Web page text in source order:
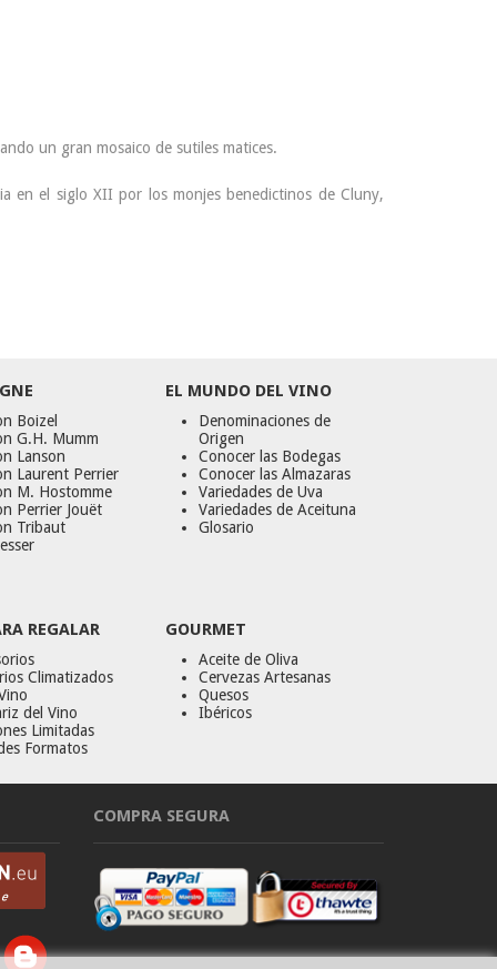
un gran mosaico de sutiles matices.
en el siglo XII por los monjes benedictinos de Cluny,
Boizel
G.H. Mumm
Lanson
Laurent Perrier
M. Hostomme
Perrier Jouët
Tribaut
EL MUNDO DEL VINO
Denominaciones de
Origen
Conocer las Bodegas
Conocer las Almazaras
Variedades de Uva
Variedades de Aceituna
Glosario
REGALAR
Climatizados
del Vino
Limitadas
Formatos
GOURMET
Aceite de Oliva
Cervezas Artesanas
Quesos
Ibéricos
COMPRA SEGURA